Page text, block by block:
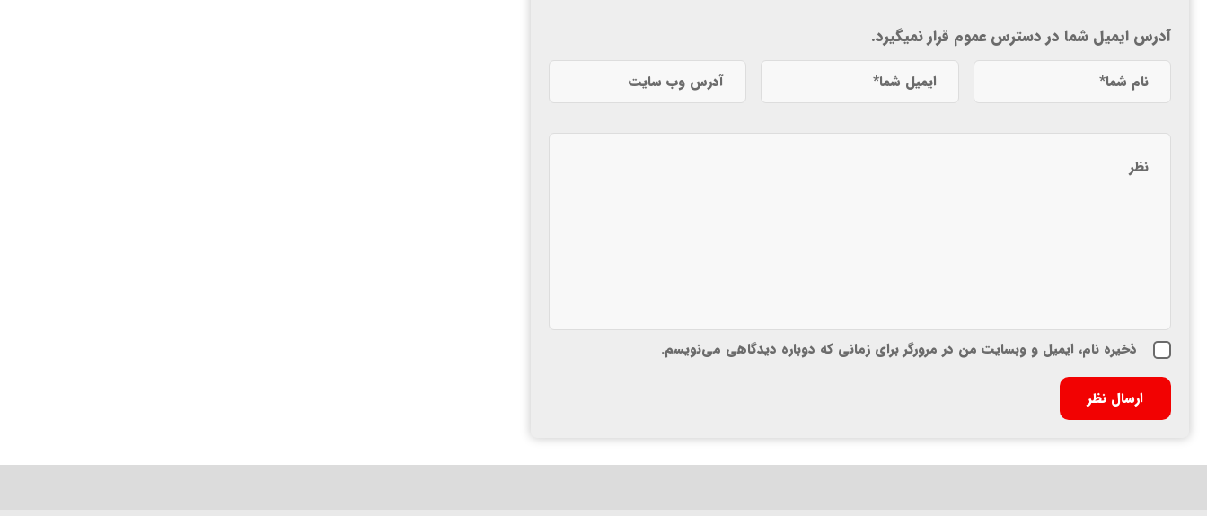
آدرس ایمیل شما در دسترس عموم قرار نمیگیرد.
ذخیره نام، ایمیل و وبسایت من در مرورگر برای زمانی که دوباره دیدگاهی می‌نویسم.